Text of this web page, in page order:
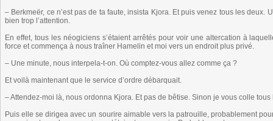
– Berkmeër, ce n’est pas de ta faute, insista Kjora. Et puis venez tous les
bien trop l’attention.
En effet, tous les néogiciens s’étaient arrêtés pour voir une altercation à
force et commença à nous traîner Hamelin et moi vers un endroit plus privé.
– Une minute, nous interpela-t-on. Où comptez-vous allez comme ça ?
Et voilà maintenant que le service d’ordre débarquait.
– Attendez-moi là, nous ordonna Kjora. Et pas de bêtise. Sinon je vous colle
Puis elle se dirigea avec un sourire aimable vers la patrouille, probablement